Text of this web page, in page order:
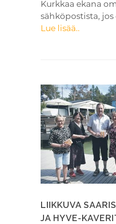
Kurkkaa ekana
sähköpostista, jos
Lue lisää..
LIIKKUVA
JA HYVE-